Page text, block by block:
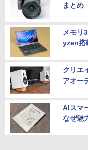
まとめ
メモリ
yzen搭
クリエ
アオー
AIスマ
なぜ魅